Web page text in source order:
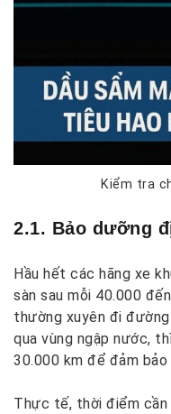
Kiểm tra
2.1. Bảo dưỡng
Hầu hết các hãng xe
sàn sau mỗi 40.000
thường xuyên đi
qua vùng ngập nước,
30.000 km để đảm bảo
Thực tế, thời điểm